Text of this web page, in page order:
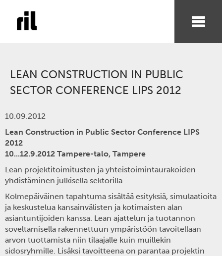
LEAN CONSTRUCTION IN PUBLIC
SECTOR CONFERENCE LIPS 2012
10.09.2012
Lean Construction in Public Sector Conference LIPS
2012
10...12.9.2012 Tampere-talo, Tampere
Lean projektitoimitusten ja yhteistoimintaurakoiden
yhdistäminen julkisella sektorilla
Kolmepäiväinen tapahtuma sisältää esityksiä, simulaatioita
ja keskustelua kansainvälisten ja kotimaisten alan
asiantuntijoiden kanssa. Lean ajattelun ja tuotannon
soveltamisella rakennettuun ympäristöön tavoitellaan
arvon tuottamista niin tilaajalle kuin muillekin
sidosryhmille. Lisäksi tavoitteena on parantaa projektin